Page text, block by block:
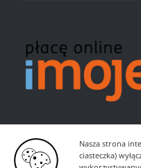
Nasza strona
ciasteczka)